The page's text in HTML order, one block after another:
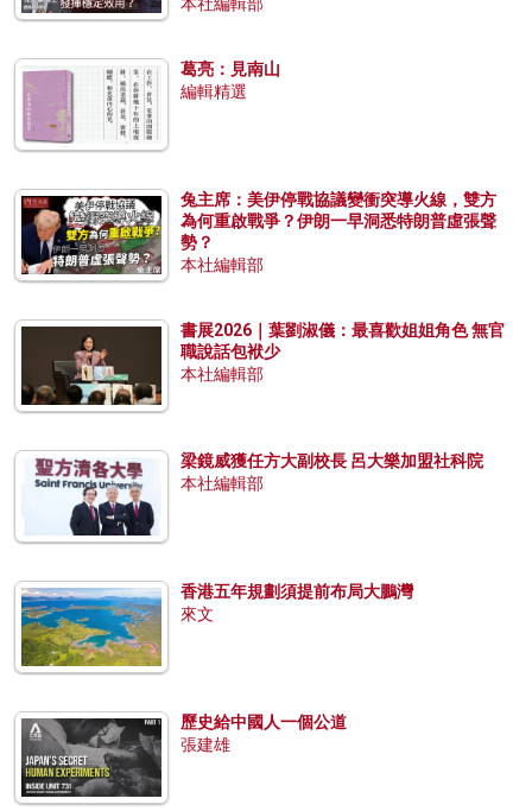
葛亮：見南山
編輯精選
兔主席：美伊停戰協議變衝突導火線，雙方
為何重啟戰爭？伊朗一早洞悉特朗普虛張聲
勢？
本社編輯部
書展2026｜葉劉淑儀：最喜歡姐姐角色 無官
職說話包袱少
本社編輯部
梁鏡威獲任方大副校長 呂大樂加盟社科院
本社編輯部
香港五年規劃須提前布局大鵬灣
來文
歷史給中國人一個公道
張建雄